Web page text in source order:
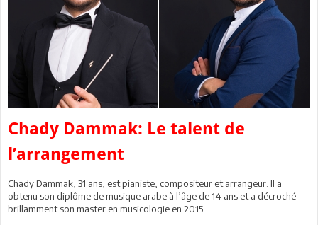
Chady Dammak: Le talent de
l’arrangement
Chady Dammak, 31 ans, est pianiste, compositeur et arrangeur. Il a
obtenu son diplôme de musique arabe à l’âge de 14 ans et a décroché
brillamment son master en musicologie en 2015.